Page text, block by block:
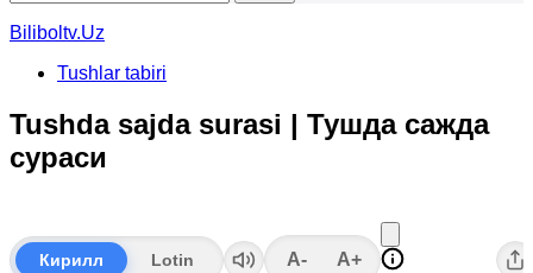
Biliboltv.Uz
Tushlar tabiri
Tushda sajda surasi | Тушда сажда
сураси
Кирилл Lotin A-
A+